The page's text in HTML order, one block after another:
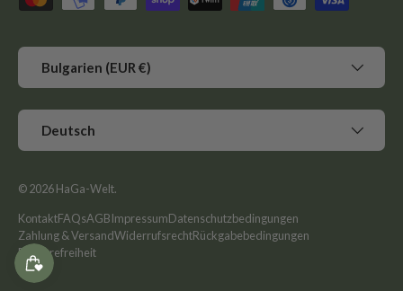
Land/Region
Bulgarien (EUR €)
Sprache
Deutsch
© 2026HaGa-Welt.
KontaktFAQsAGBImpressumDatenschutzbedingungen
Zahlung & VersandWiderrufsrechtRückgabebedingungen
Barrierefreiheit